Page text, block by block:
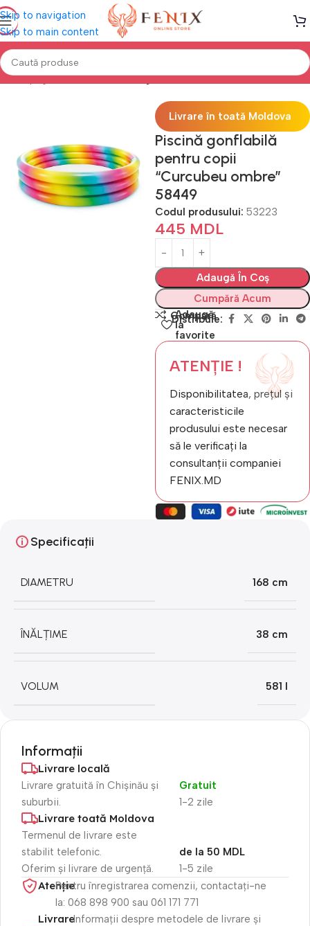
Skip to navigation
Skip to main content
Prima pagină PISCINE Piscine gonflabile
Livrare în toată Moldova
Piscină gonflabilă
pentru copii
“Curcubeu ombre”
58449
Codul produsului: 53223
445 MDL
Adaugă În Coș
Cumpără Acum
Compară
Adaugă
la
favorite
Distribuie:
ATENȚIE !
Disponibilitatea, prețul și
caracteristicile
produsului este necesar
să le verificați la
consultanții companiei
FENIX.MD
Specificații
DIAMETRU 168 cm
ÎNĂLȚIME 38 cm
VOLUM 581 l
Informații
Livrare locală
Livrare gratuită în Chișinău și
suburbii.
1-2 zile
Gratuit
Livrare toată Moldova
Termenul de livrare este
stabilit telefonic.
Oferim și livrare de urgență.
1-5 zile
de la 50 MDL
Atenție​Pentru înregistrarea comenzii, contactați-ne
la: 068 898 900 sau 061 171 771
LivrareInformații despre metodele de livrare și